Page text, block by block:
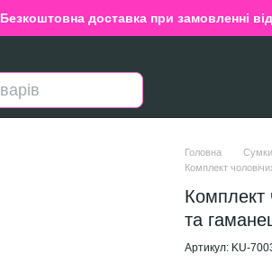
Безкоштовна доставка при замовленні
Головна Сумки
Комплект
Комплект
та
Артикул: KU-